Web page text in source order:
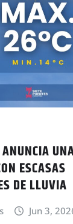
ESCASAS
DE LLUVIA
Jun 3,